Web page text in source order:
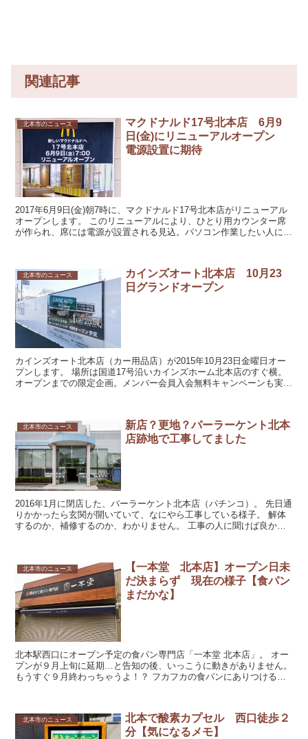
関連記事
北本市のニュース
マクドナルド17号北本店 6月9
日(金)にリニューアルオープン
電源設置に期待
2017年6月9日(金)朝7時に、マクドナルド17号北本店がリニューアル
オープンします。 このリニューアルにより、ひとり用カウンター席
が作られ、席には電源が設置される見込。パソコン作業したい人にと
北本市のニュース
カインズオート北本店 10月23
日グランドオープン
カインズオート北本店（カー用品店）が2015年10月23日金曜日オー
プンします。 場所は国道17号沿いカインズホーム北本店のすぐ横。
オープンまでの限定企画。メンバー会員入会無料キャンペーンも実施
北本市のニュース
新店？更地？パーラーケント北本
店跡地で工事してました
2016年1月に閉店した、パーラーケント北本店（パチンコ）。 先日通
りかかったら玄関が開いていて、なにやら工事している様子。 解体
するのか、補修するのか、わかりません。 工事の人に聞けば良かっ
北本市のニュース
【一本堂 北本店】オープン日未
だ決まらず 現在の様子【食パン
まだかな】
北本駅西口にオープン予定の食パン専門店「一本堂 北本店」。 オー
プンが９月上旬に延期…と告知の後、いっこうに動きがありません。
もうすぐ９月終わっちゃうよ！？ フカフカの食パンにありつけるの
北本市のニュース
北本で酸素カプセル 西口徒歩２
分【気になるメモ】